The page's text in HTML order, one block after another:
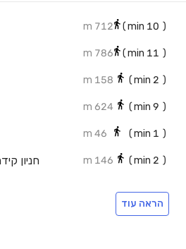
(
10
712 m
(
11
786 m
(
2
158 m
(
9
624 m
(
1
46 m
(
2
146 m
(
3
min)
הראה עוד